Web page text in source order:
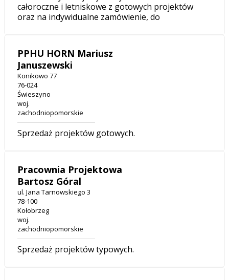
całoroczne i letniskowe z gotowych projektów
oraz na indywidualne zamówienie, do
PPHU HORN Mariusz
Januszewski
Konikowo 77
76-024
Świeszyno
woj.
zachodniopomorskie
Sprzedaż projektów gotowych.
Pracownia Projektowa
Bartosz Góral
ul. Jana Tarnowskiego 3
78-100
Kołobrzeg
woj.
zachodniopomorskie
Sprzedaż projektów typowych.